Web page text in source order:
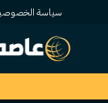
سياسة